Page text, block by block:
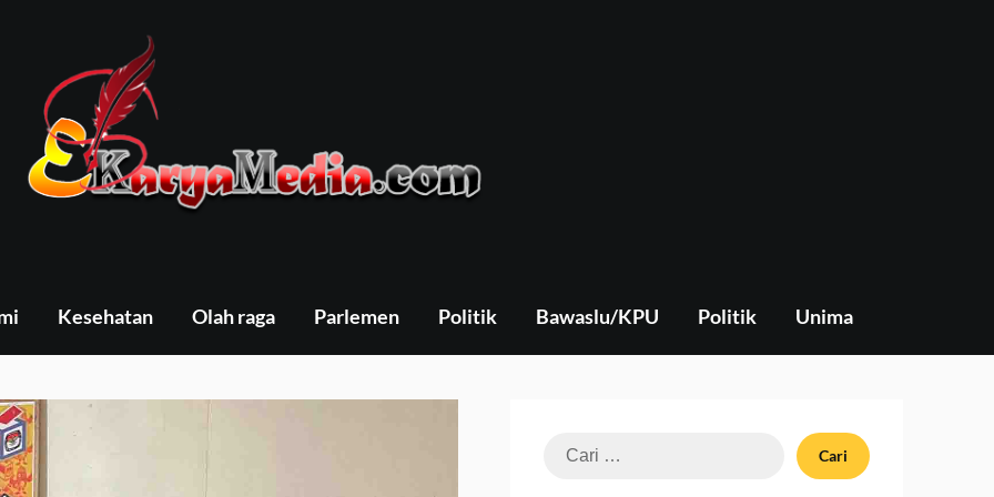
Kesehatan Olah raga Parlemen Politik Bawaslu/KPU Politik Unima
Cari